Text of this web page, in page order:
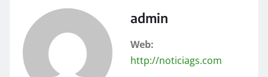
admin
Web:
http://noticiags.com